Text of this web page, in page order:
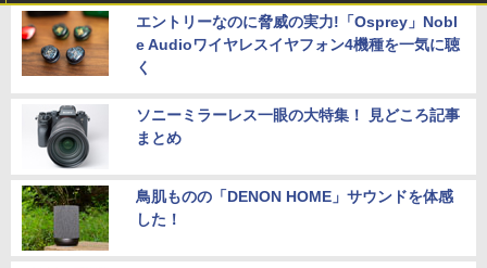
エントリーなのに脅威の実力!「Osprey」Nobl
e Audioワイヤレスイヤフォン4機種を一気に聴
く
ソニーミラーレス一眼の大特集！ 見どころ記事
まとめ
鳥肌ものの「DENON HOME」サウンドを体感
した！